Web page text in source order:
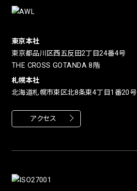
東京本社
東京都品川区西五反田2丁目24番4号
THE CROSS GOTANDA 8階
札幌本社
北海道札幌市東区北8条東4丁目1番20号
アクセス